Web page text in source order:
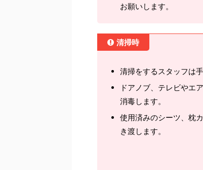
お願いします。
清掃時
清掃をするスタッフは
ドアノブ、テレビやエ
消毒します。
使用済みのシーツ、枕
き渡します。